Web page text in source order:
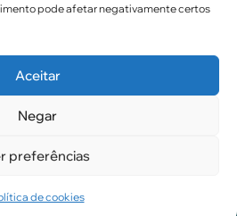
pode afetar negativamente certos
Aceitar
Negar
preferências
de cookies